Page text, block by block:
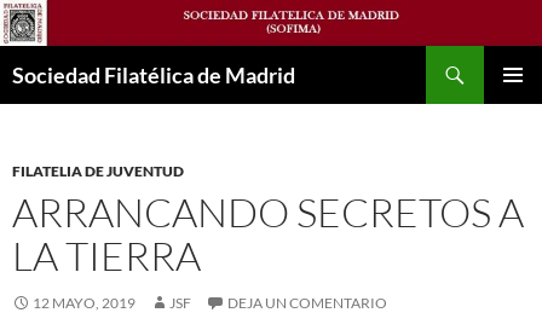
Saltar
al
contenido
Sociedad Filatélica de Madrid
FILATELIA DE JUVENTUD
ARRANCANDO SECRETOS A
LA TIERRA
12 MAYO, 2019 JSF DEJA UN COMENTARIO